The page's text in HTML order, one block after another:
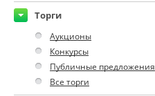
Торги
Аукционы
Конкурсы
Публичные предложения
Все торги